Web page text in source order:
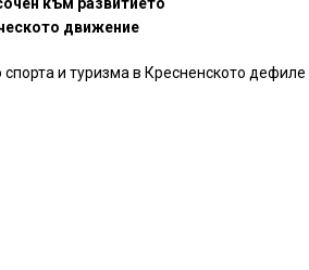
към развитието
движение
спорта и туризма в Кресненското дефиле